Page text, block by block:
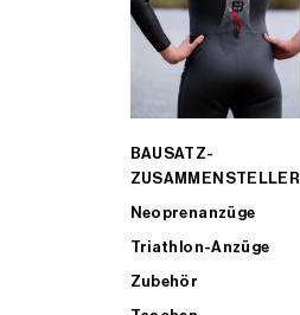
BAUSATZ-
ZUSAMMENSTELLER
Neoprenanzüge
Triathlon-Anzüge
Zubehör